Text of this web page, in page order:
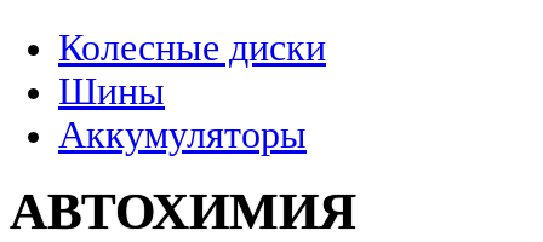
Колесные диски
Шины
Аккумуляторы
АВТОХИМИЯ